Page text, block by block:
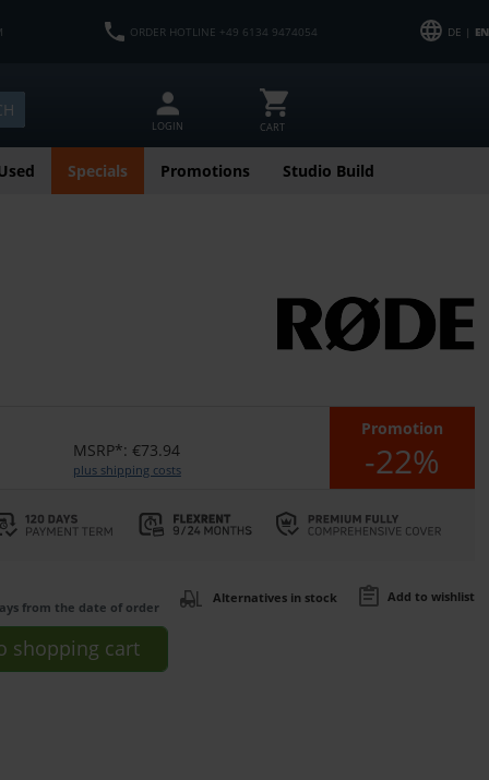
ORDER HOTLINE +49 6134 9474054 DE | EN
LOGIN CART
Specials Promotions Studio Build
MSRP*: €73.94
plus shipping costs
Promotion
-22%
from the date of order
Alternatives in stock Add to wishlist
shopping cart